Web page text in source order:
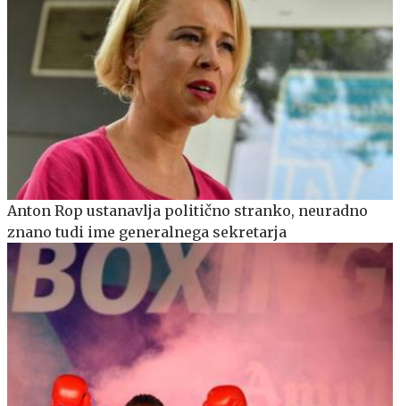
Anton Rop ustanavlja politično stranko, neuradno
znano tudi ime generalnega sekretarja